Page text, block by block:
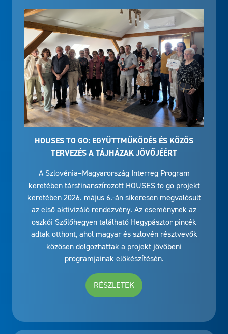
HOUSES TO GO: EGYÜTTMŰKÖDÉS ÉS KÖZÖS
TERVEZÉS A TÁJHÁZAK JÖVŐJÉÉRT
A Szlovénia–Magyarország Interreg Program
keretében társfinanszírozott HOUSES to go projekt
keretében 2026. május 6.-án sikeresen megvalósult
az első aktivizáló rendezvény. Az eseménynek az
oszkói Szőlőhegyen található Hegypásztor pincék
adtak otthont, ahol magyar és szlovén résztvevők
közösen dolgozhattak a projekt jövőbeni
programjainak előkészítésén.
RÉSZLETEK